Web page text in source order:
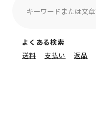
よくある検索
送料
支払い 返品